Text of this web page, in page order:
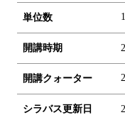
単位数 1
開講時期
開講クォーター
シラバス更新日